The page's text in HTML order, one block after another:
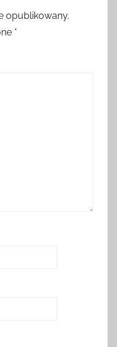
opublikowany.
*